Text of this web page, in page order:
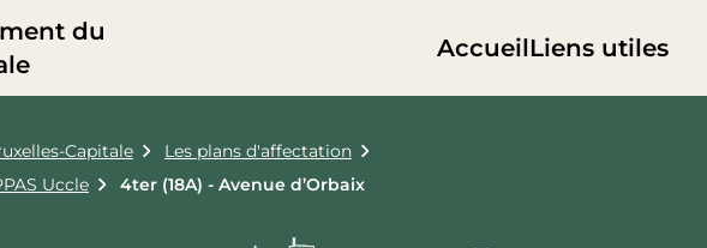
du
AccueilLiens utiles
Capitale
Les plans d'affectation
Uccle 4ter (18A) - Avenue d’Orbaix